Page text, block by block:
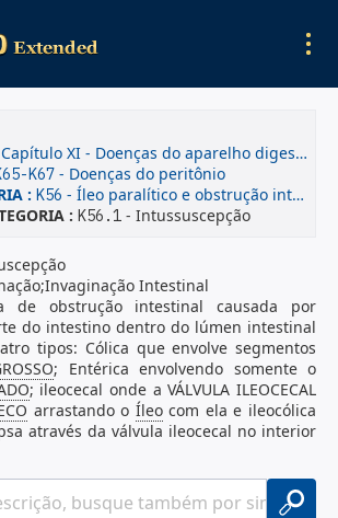
Capítulo XI - Doenças do aparelho digestivo
K67 - Doenças do peritônio
: K56 - Íleo paralítico e obstrução intestinal sem hérnia
: K56.1 - Intussuscepção
Intestinal
de obstrução intestinal causada por
do intestino dentro do lúmen intestinal
tipos: Cólica que envolve segmentos
; Entérica envolvendo somente o
; ileocecal onde a VÁLVULA ILEOCECAL
arrastando o Íleocom ela e ileocólica
através da válvula ileocecal no interior